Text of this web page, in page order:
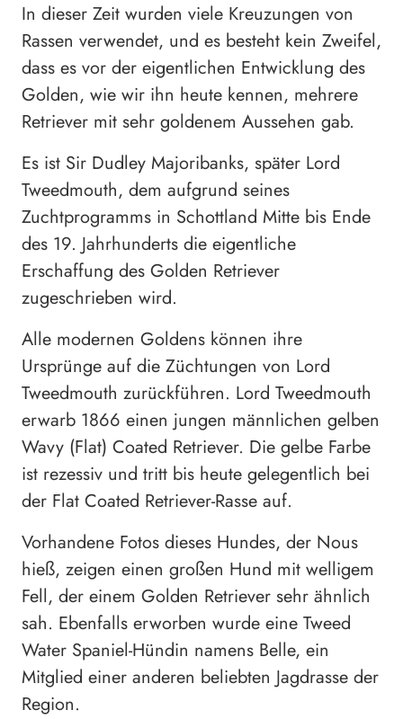
In dieser Zeit wurden viele Kreuzungen von
Rassen verwendet, und es besteht kein Zweifel,
dass es vor der eigentlichen Entwicklung des
Golden, wie wir ihn heute kennen, mehrere
Retriever mit sehr goldenem Aussehen gab.
Es ist Sir Dudley Majoribanks, später Lord
Tweedmouth, dem aufgrund seines
Zuchtprogramms in Schottland Mitte bis Ende
des 19. Jahrhunderts die eigentliche
Erschaffung des Golden Retriever
zugeschrieben wird.
Alle modernen Goldens können ihre
Ursprünge auf die Züchtungen von Lord
Tweedmouth zurückführen. Lord Tweedmouth
erwarb 1866 einen jungen männlichen gelben
Wavy (Flat) Coated Retriever. Die gelbe Farbe
ist rezessiv und tritt bis heute gelegentlich bei
der Flat Coated Retriever-Rasse auf.
Vorhandene Fotos dieses Hundes, der Nous
hieß, zeigen einen großen Hund mit welligem
Fell, der einem Golden Retriever sehr ähnlich
sah. Ebenfalls erworben wurde eine Tweed
Water Spaniel-Hündin namens Belle, ein
Mitglied einer anderen beliebten Jagdrasse der
Region.